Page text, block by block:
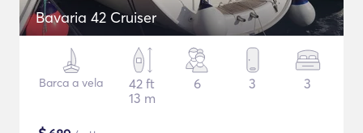
Bavaria 42 Cruiser
Barca a vela
42 ft
13 m
6 3 3